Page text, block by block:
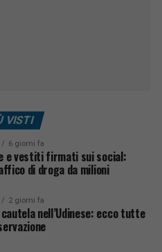
VISTI
6 giorni fa
e vestiti firmati sui social:
di droga da milioni
2 giorni fa
nell’Udinese: ecco tutte